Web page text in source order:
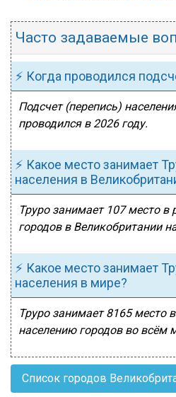
Часто задаваемые
⚡ Когда проводился
Подсчет (перепись)
проводился в 2026 году.
⚡ Какое место занимает
населения в
Труро занимает 107 место в
городов в Великобритании
⚡ Какое место занимает
населения в мире?
Труро занимает 8165 место
населению городов во всём
Список городов